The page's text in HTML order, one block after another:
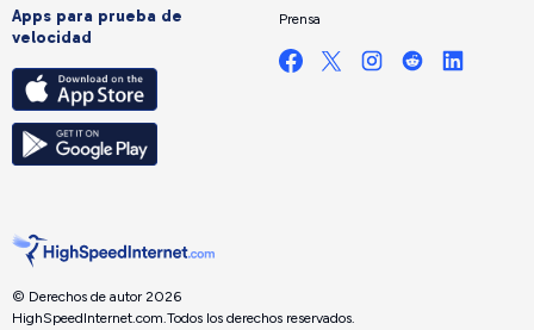
Apps para prueba de
velocidad
Prensa
© Derechos de autor 2026
HighSpeedInternet.com. Todos los derechos reservados.